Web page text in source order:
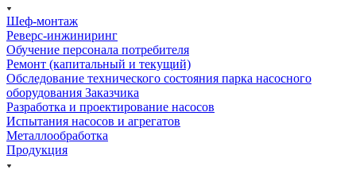
Шеф-монтаж
Реверс-инжиниринг
Обучение персонала потребителя
Ремонт (капитальный и текущий)
Обследование технического состояния парка насосного
оборудования Заказчика
Разработка и проектирование насосов
Испытания насосов и агрегатов
Металлообработка
Продукция